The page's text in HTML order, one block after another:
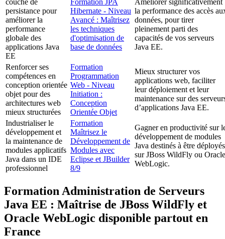
couche de
persistance pour
améliorer la
performance
globale des
applications Java
EE
Formation JPA
Hibernate - Niveau
Avancé : Maîtrisez
les techniques
d'optimisation de
base de données
Améliorer significativement
la performance des accès
données, pour tirer
pleinement parti des
capacités de vos serveurs
Java EE.
Renforcer ses
compétences en
conception orientée
objet pour des
architectures web
mieux structurées
Formation
Programmation
Web - Niveau
Initiation :
Conception
Orientée Objet
Mieux structurer vos
applications web, faciliter
leur déploiement et leur
maintenance sur des
d’applications Java EE.
Industrialiser le
développement et
la maintenance de
modules applicatifs
Java dans un IDE
professionnel
Formation
Maîtrisez le
Développement de
Modules avec
Eclipse et JBuilder
8/9
Gagner en productivité sur
développement de modules
Java destinés à être déployés
sur JBoss WildFly ou Oracle
WebLogic.
Formation Administration de Serveurs
Java EE : Maîtrise de JBoss WildFly et
Oracle WebLogic disponible partout en
France